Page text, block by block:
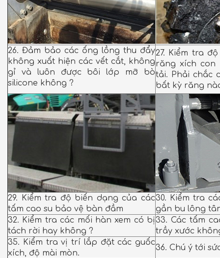
26. Đảm bảo các ống lồng thu đẩy
không xuất hiện các vết cắt, không
gỉ và luôn được bôi lớp mỡ bò
silicone không ?
27. Kiểm tra
răng xích con
tải. Phải chắc
bất kỳ răng
29. Kiểm tra độ biến dạng của các
tấm cao su bảo vệ bàn đầm
30. Kiểm tra
gần bu lông
32. Kiểm tra các mối hàn xem có bị
tách rời hay không ?
33. Các tấm
trầy xước
35. Kiểm tra vị trí lắp đặt các guốc
xích, độ mài mòn.
36. Chú ý tới